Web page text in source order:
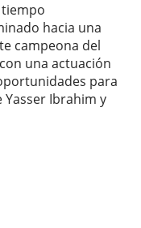
hacia una
campeona del
una actuación
para
Yasser Ibrahim y